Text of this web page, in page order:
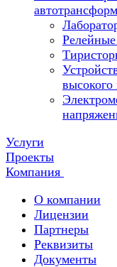
Услуги
Проекты
Компания
О компании
Лицензии
Партнеры
Реквизиты
Документы